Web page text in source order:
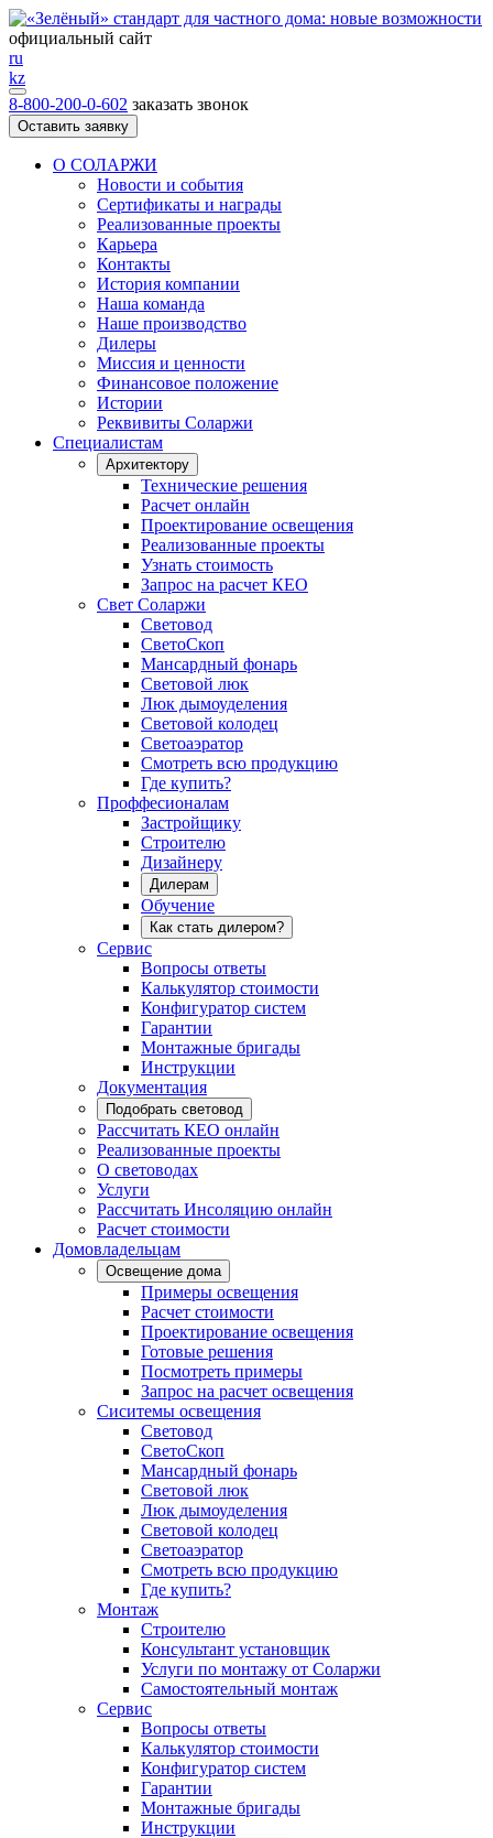
официальный сайт
ru
kz
8-800-200-0-602 заказать звонок
Оставить заявку
О СОЛАРЖИ
Новости и события
Сертификаты и награды
Реализованные проекты
Карьера
Контакты
История компании
Наша команда
Наше производство
Дилеры
Миссия и ценности
Финансовое положение
Истории
Реквивиты Соларжи
Специалистам
Архитектору
Технические решения
Расчет онлайн
Проектирование освещения
Реализованные проекты
Узнать стоимость
Запрос на расчет КЕО
Свет Соларжи
Световод
СветоСкоп
Мансардный фонарь
Световой люк
Люк дымоуделения
Световой колодец
Светоаэратор
Смотреть всю продукцию
Где купить?
Проффесионалам
Застройщику
Строителю
Дизайнеру
Дилерам
Обучение
Как стать дилером?
Сервис
Вопросы ответы
Калькулятор стоимости
Конфигуратор систем
Гарантии
Монтажные бригады
Инструкции
Документация
Подобрать световод
Рассчитать КЕО онлайн
Реализованные проекты
О световодах
Услуги
Рассчитать Инсоляцию онлайн
Расчет стоимости
Домовладельцам
Освещение дома
Примеры освещения
Расчет стоимости
Проектирование освещения
Готовые решения
Посмотреть примеры
Запрос на расчет освещения
Сиситемы освещения
Световод
СветоСкоп
Мансардный фонарь
Световой люк
Люк дымоуделения
Световой колодец
Светоаэратор
Смотреть всю продукцию
Где купить?
Монтаж
Строителю
Консультант установщик
Услуги по монтажу от Соларжи
Самостоятельный монтаж
Сервис
Вопросы ответы
Калькулятор стоимости
Конфигуратор систем
Гарантии
Монтажные бригады
Инструкции